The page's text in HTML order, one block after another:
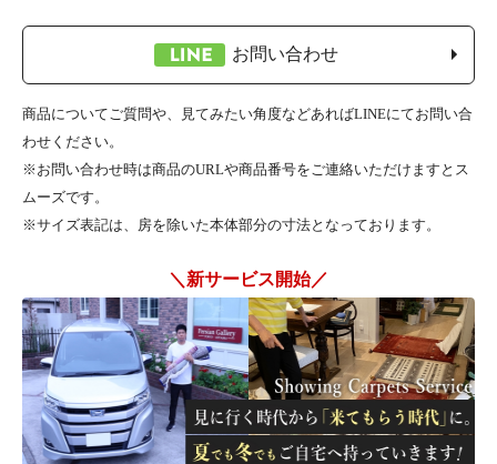
お問い合わせ
商品についてご質問や、見てみたい角度などあればLINEにてお問い合
わせください。
※お問い合わせ時は商品のURLや商品番号をご連絡いただけますとス
ムーズです。
※サイズ表記は、房を除いた本体部分の寸法となっております。
＼新サービス開始／